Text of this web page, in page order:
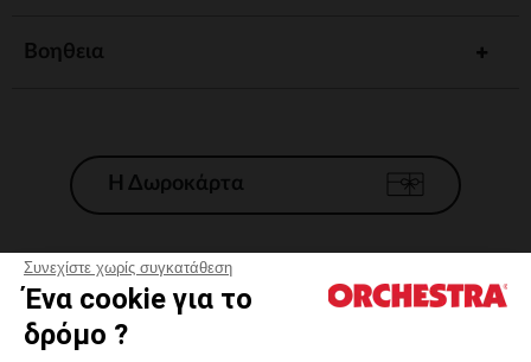
Συνεχίστε χωρίς συγκατάθεση
Ένα cookie για το
δρόμο ?
Βοηθεια
Η Δωροκάρτα
Γενικοί 'Οροι Πώλησης